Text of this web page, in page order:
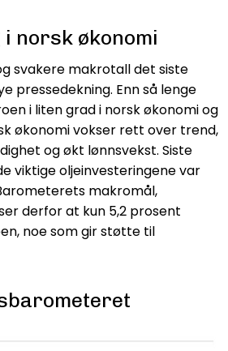
norsk økonomi
svakere makrotall det siste
pressedekning. Enn så lenge
i liten grad i norsk økonomi og
økonomi vokser rett over trend,
og økt lønnsvekst. Siste
viktige oljeinvesteringene var
makromål,
derfor at kun 5,2 prosent
noe som gir støtte til